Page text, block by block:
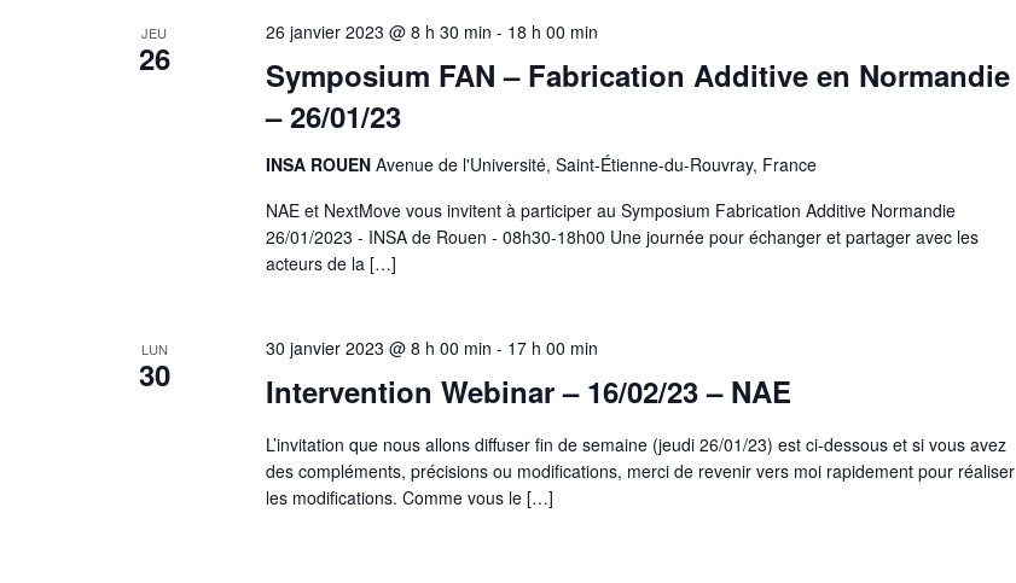
JEU
26
Symposium FAN – Fabrication Additive en Normandie
– 26/01/23
26 janvier 2023 @ 8 h 30 min - 18 h 00 min
INSA ROUEN Avenue de l'Université, Saint-Étienne-du-Rouvray, France
NAE et NextMove vous invitent à participer au Symposium Fabrication Additive Normandie
26/01/2023 - INSA de Rouen - 08h30-18h00 Une journée pour échanger et partager avec les
acteurs de la […]
LUN
30 Intervention Webinar – 16/02/23 – NAE
30 janvier 2023 @ 8 h 00 min - 17 h 00 min
L’invitation que nous allons diffuser fin de semaine (jeudi 26/01/23) est ci-dessous et si vous avez
des compléments, précisions ou modifications, merci de revenir vers moi rapidement pour réaliser
les modifications. Comme vous le […]